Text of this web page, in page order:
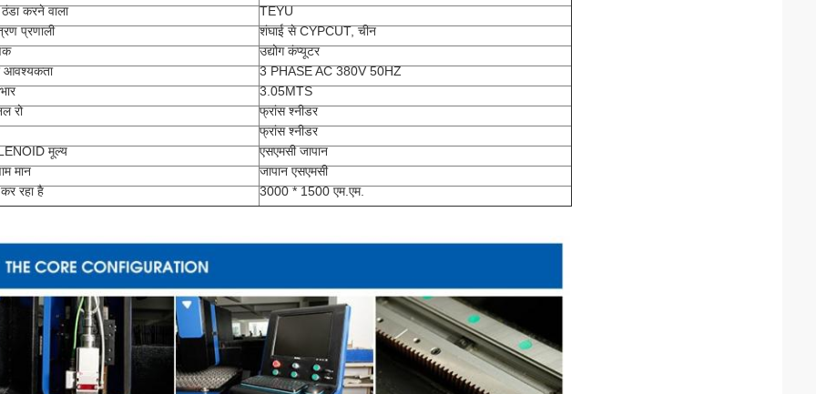
ठंडा करने वाला
TEYU
प्रणाली
शंघाई से CYPCUT, चीन
उद्योग कंप्यूटर
आवश्यकता
3 PHASE AC 380V 50HZ
3.05MTS
रो
फ्रांस श्नीडर
फ्रांस श्नीडर
मूल्य
एसएमसी जापान
मान
जापान एसएमसी
रहा है
3000 * 1500 एम.एम.